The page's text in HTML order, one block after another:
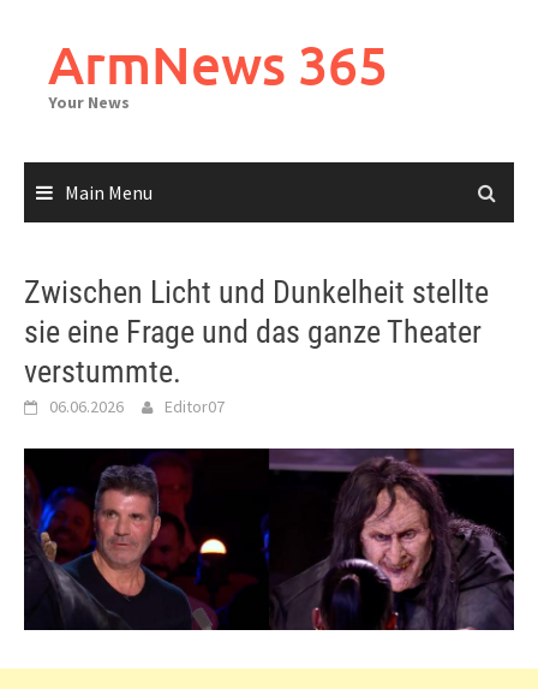
contentArmNews 365
Your News
Main Menu
Zwischen Licht und Dunkelheit stellte
sie eine Frage und das ganze Theater
verstummte.
06.06.2026 Editor07